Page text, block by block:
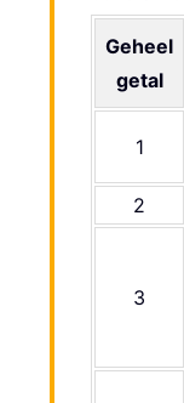
Geheel
getal
1
2
3